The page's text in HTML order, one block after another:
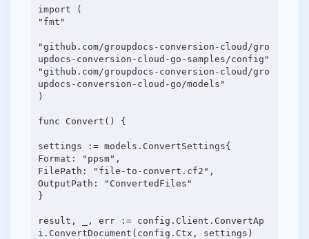
import (
"fmt"
"github.com/groupdocs-conversion-cloud/gro
updocs-conversion-cloud-go-samples/config"
"github.com/groupdocs-conversion-cloud/gro
updocs-conversion-cloud-go/models"
)
func Convert() {
settings := models.ConvertSettings{
Format: "ppsm",
FilePath: "file-to-convert.cf2",
OutputPath: "ConvertedFiles"
}
result, _, err := config.Client.ConvertAp
i.ConvertDocument(config.Ctx, settings)